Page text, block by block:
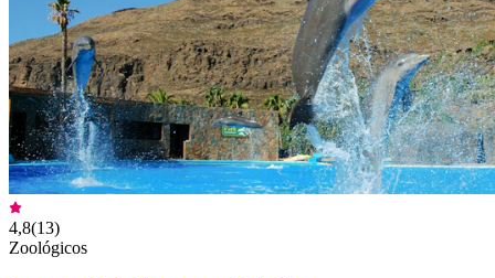
4,8(13)
Zoológicos